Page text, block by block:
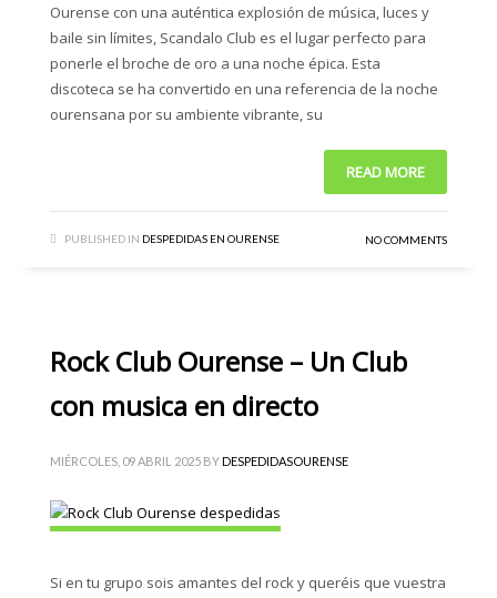
Ourense con una auténtica explosión de música, luces y
baile sin límites, Scandalo Club es el lugar perfecto para
ponerle el broche de oro a una noche épica. Esta
discoteca se ha convertido en una referencia de la noche
ourensana por su ambiente vibrante, su
READ MORE
PUBLISHED IN DESPEDIDAS EN OURENSE NO COMMENTS
Rock Club Ourense – Un Club
con musica en directo
MIÉRCOLES, 09 ABRIL 2025 BYDESPEDIDASOURENSE
Si en tu grupo sois amantes del rock y queréis que vuestra